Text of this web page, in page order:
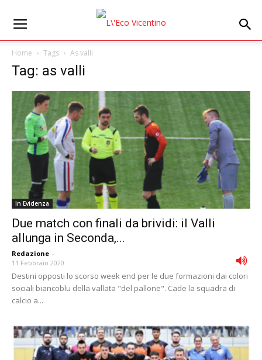
Home Tags As valli
Tag: as valli
In Evidenza
Due match con finali da brividi: il Valli
allunga in Seconda,...
Redazione -
11 Febbraio 2020
Destini opposti lo scorso week end per le due formazioni dai colori
sociali biancoblu della vallata "del pallone". Cade la squadra di
calcio a...